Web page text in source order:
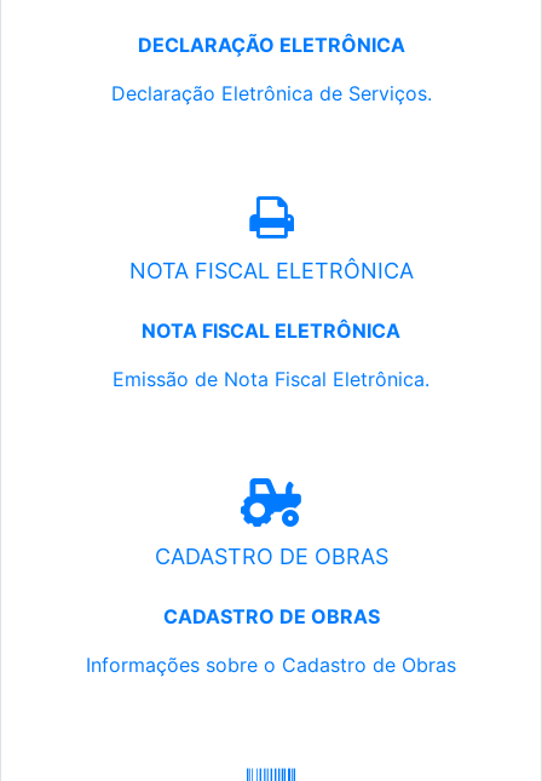
DECLARAÇÃO ELETRÔNICA
Declaração Eletrônica de Serviços.
NOTA FISCAL ELETRÔNICA
NOTA FISCAL ELETRÔNICA
Emissão de Nota Fiscal Eletrônica.
CADASTRO DE OBRAS
CADASTRO DE OBRAS
Informações sobre o Cadastro de Obras